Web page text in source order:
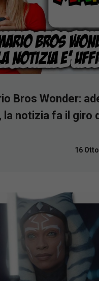
Bros Wonder:
notizia fa il giro
16